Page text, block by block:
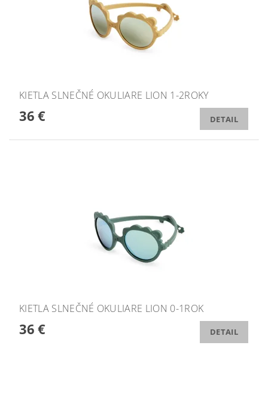
KIETLA SLNEČNÉ OKULIARE LION 1-2ROKY
36 € DETAIL
KIETLA SLNEČNÉ OKULIARE LION 0-1ROK
36 € DETAIL